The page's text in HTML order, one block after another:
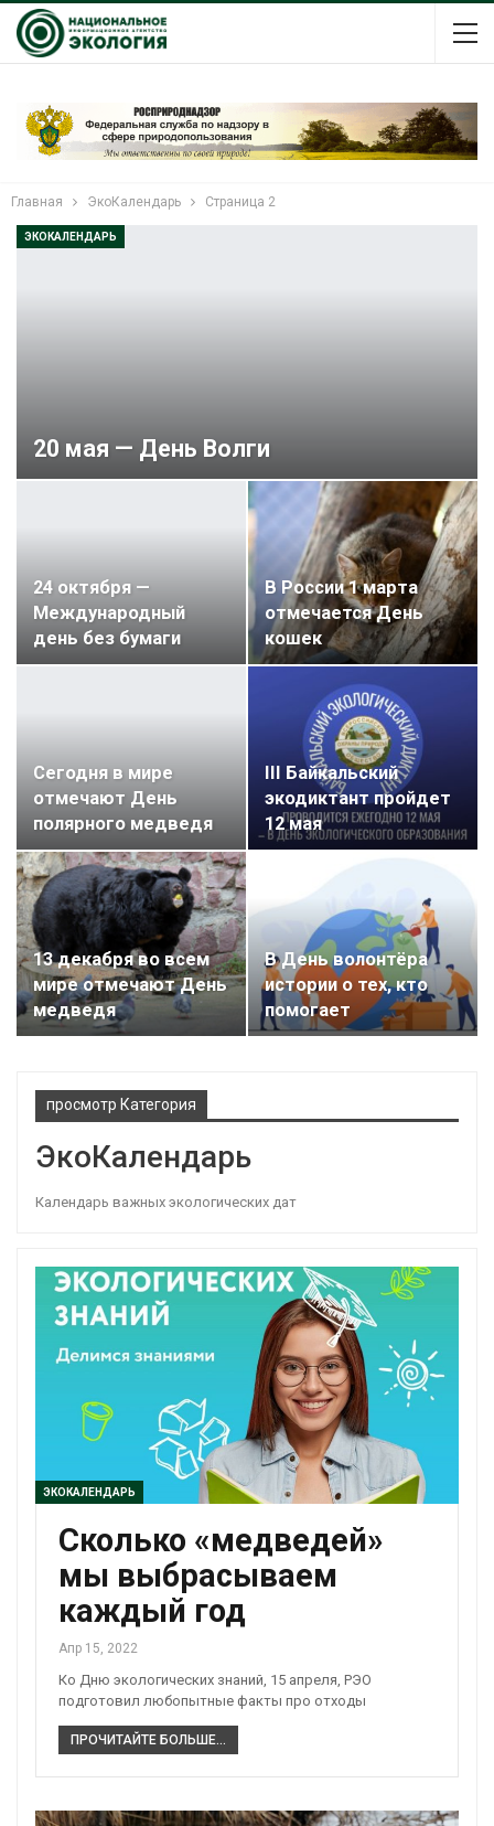
Главная ЭкоКалендарь Страница 2
ЭКОКАЛЕНДАРЬ
20 мая — День Волги
24 октября —
Международный
день без бумаги
В России 1 марта
отмечается День
кошек
Сегодня в мире
отмечают День
полярного медведя
III Байкальский
экодиктант пройдет
12 мая
13 декабря во всем
мире отмечают День
медведя
В День волонтёра
истории о тех, кто
помогает
просмотр Категория
ЭкоКалендарь
Календарь важных экологических дат
ЭКОКАЛЕНДАРЬ
Сколько «медведей»
мы выбрасываем
каждый год
Апр 15, 2022
Ко Дню экологических знаний, 15 апреля, РЭО
подготовил любопытные факты про отходы
ПРОЧИТАЙТЕ БОЛЬШЕ...